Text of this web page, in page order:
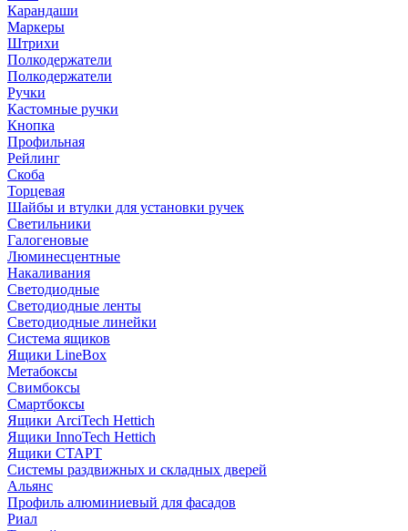
Карандаши
Маркеры
Штрихи
Полкодержатели
Полкодержатели
Ручки
Кастомные ручки
Кнопка
Профильная
Рейлинг
Скоба
Торцевая
Шайбы и втулки для установки ручек
Светильники
Галогеновые
Люминесцентные
Накаливания
Светодиодные
Светодиодные ленты
Светодиодные линейки
Система ящиков
Ящики LineBox
Метабоксы
Свимбоксы
Смартбоксы
Ящики ArciTech Hettich
Ящики InnoTech Hettich
Ящики СТАРТ
Системы раздвижных и складных дверей
Альянс
Профиль алюминиевый для фасадов
Риал